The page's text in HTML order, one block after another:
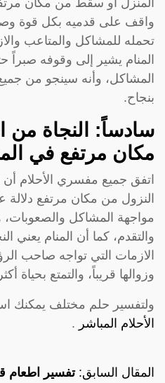
واقف على قدميه بكل قوة
تحمله للمشاكل والمتاعب
المنام يشير إلى وقوفه صبراً
المشاكل، وأنه سينجو من
بنجاح.
سادساً: النجاة
مكان مرتفع في
اتفق جميع مفسري الأحلام
النزول من مكان مرتفع دلالة
مواجهة المشاكل والصعوبات،
والتقدم، كما أن المنام يعني
الازمات التي تواجه صاحب
وزوالها قريباً، والتمتع بحياة
ولتفسير حلم مختلف يمكنك
الأحلام المباشر .
المقال السابق:تفسير اطعام